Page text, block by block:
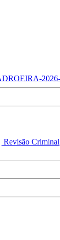
Revisão Criminal